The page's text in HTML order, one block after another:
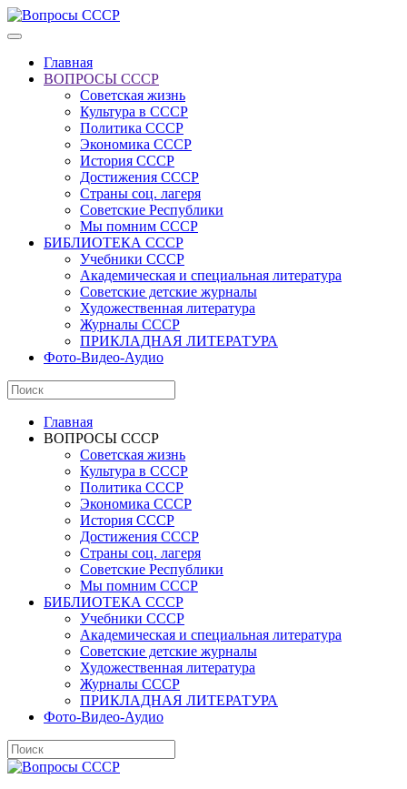
Главная
ВОПРОСЫ СССР
Советская жизнь
Культура в СССР
Политика СССР
Экономика СССР
История СССР
Достижения СССР
Страны соц. лагеря
Советские Республики
Мы помним СССР
БИБЛИОТЕКА СССР
Учебники СССР
Академическая и специальная литература
Советские детские журналы
Художественная литература
Журналы СССР
ПРИКЛАДНАЯ ЛИТЕРАТУРА
Фото-Видео-Аудио
Главная
ВОПРОСЫ СССР
Советская жизнь
Культура в СССР
Политика СССР
Экономика СССР
История СССР
Достижения СССР
Страны соц. лагеря
Советские Республики
Мы помним СССР
БИБЛИОТЕКА СССР
Учебники СССР
Академическая и специальная литература
Советские детские журналы
Художественная литература
Журналы СССР
ПРИКЛАДНАЯ ЛИТЕРАТУРА
Фото-Видео-Аудио